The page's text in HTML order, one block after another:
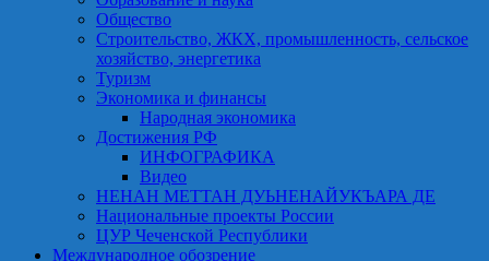
Общество
Строительство, ЖКХ, промышленность, сельское
хозяйство, энергетика
Туризм
Экономика и финансы
Народная экономика
Достижения РФ
ИНФОГРАФИКА
Видео
НЕНАН МЕТТАН ДУЬНЕНАЙУКЪАРА ДЕ
Национальные проекты России
ЦУР Чеченской Республики
Международное обозрение